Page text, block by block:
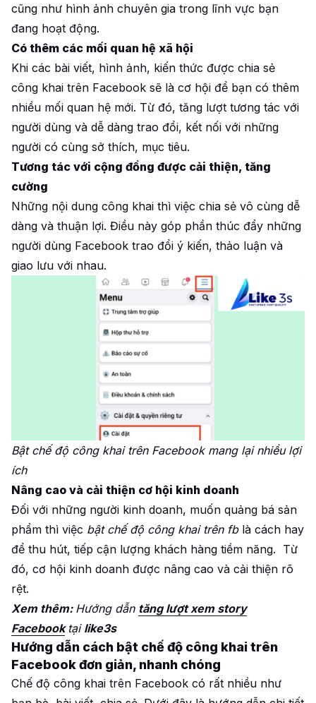
cũng như hình ảnh chuyên gia trong lĩnh vực bạn
đang hoạt động.
Có thêm các mối quan hệ xã hội
Khi các bài viết, hình ảnh, kiến thức được chia sẻ
công khai trên Facebook sẽ là cơ hội để bạn có thêm
nhiều mối quan hệ mới. Từ đó, tăng lượt tương tác với
người dùng và dễ dàng trao đổi, kết nối với những
người có cùng sở thích, mục tiêu.
Tương tác với cộng đồng được cải thiện, tăng
cường
Những nội dung công khai thì việc chia sẻ vô cùng dễ
dàng và thuận lợi. Điều này góp phần thúc đẩy những
người dùng Facebook trao đổi ý kiến, thảo luận và
giao lưu với nhau.
Bật chế độ công khai trên Facebook mang lại nhiều lợi
ích
Nâng cao và cải thiện cơ hội kinh doanh
Đối với những người kinh doanh, muốn quảng bá sản
phẩm thì việc bật chế độ công khai trên fblà cách hay
để thu hút, tiếp cận lượng khách hàng tiềm năng. Từ
đó, cơ hội kinh doanh được nâng cao và cải thiện rõ
rệt.
Xem thêm: Hướng dẫn tăng lượt xem story
Facebook tại like3s
Hướng dẫn cách bật chế độ công khai trên
Facebook đơn giản, nhanh chóng
Chế độ công khai trên Facebook có rất nhiều như